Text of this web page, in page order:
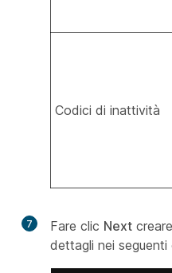
Codici di inattività
7 Fare clic Next creare
dettagli nei seguenti